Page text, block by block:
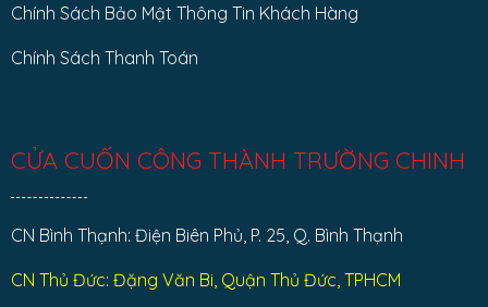
Chính Sách Bảo Mật Thông Tin Khách Hàng
Chính Sách Thanh Toán
CỬA CUỐN CÔNG THÀNH TRƯỜNG CHINH
CN Bình Thạnh: Điện Biên Phủ, P. 25, Q. Bình Thạnh
CN Thủ Đức: Đặng Văn Bi, Quận Thủ Đức, TPHCM